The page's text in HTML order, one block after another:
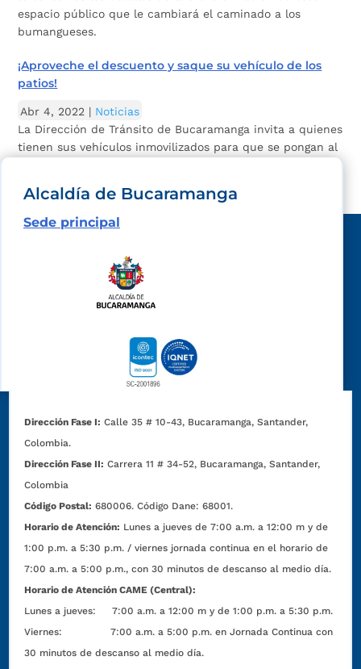
espacio público que le cambiará el caminado a los
bumangueses.
¡Aproveche el descuento y saque su vehículo de los
patios!
Abr 4, 2022 | Noticias
La Dirección de Tránsito de Bucaramanga invita a quienes
tienen sus vehículos inmovilizados para que se pongan al
Alcaldía de Bucaramanga
Sede principal
Dirección Fase I: Calle 35 # 10-43, Bucaramanga, Santander,
Colombia.
Dirección Fase II: Carrera 11 # 34-52, Bucaramanga, Santander,
Colombia
Código Postal: 680006. Código Dane: 68001.
Horario de Atención: Lunes a jueves de 7:00 a.m. a 12:00 m y de
1:00 p.m. a 5:30 p.m. / viernes jornada continua en el horario de
7:00 a.m. a 5:00 p.m., con 30 minutos de descanso al medio día.
Horario de Atención CAME (Central):
Lunes a jueves: 7:00 a.m. a 12:00 m y de 1:00 p.m. a 5:30 p.m.
Viernes: 7:00 a.m. a 5:00 p.m. en Jornada Continua con
30 minutos de descanso al medio día.